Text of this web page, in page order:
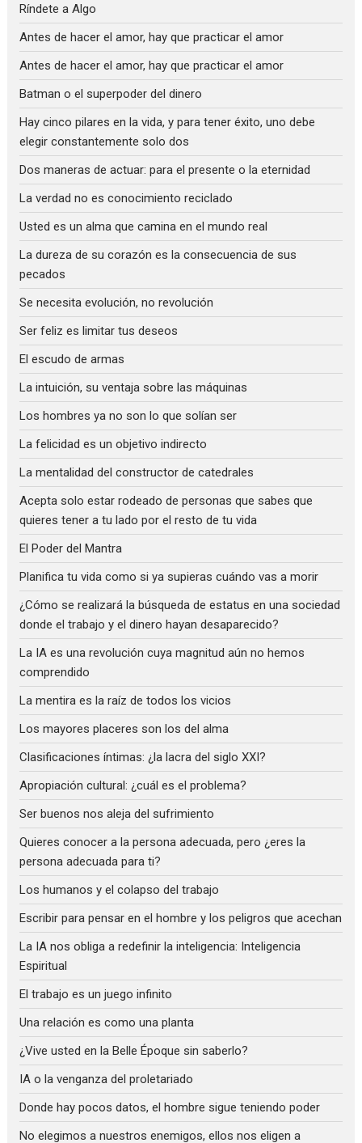
Ríndete a Algo
Antes de hacer el amor, hay que practicar el amor
Antes de hacer el amor, hay que practicar el amor
Batman o el superpoder del dinero
Hay cinco pilares en la vida, y para tener éxito, uno debe
elegir constantemente solo dos
Dos maneras de actuar: para el presente o la eternidad
La verdad no es conocimiento reciclado
Usted es un alma que camina en el mundo real
La dureza de su corazón es la consecuencia de sus
pecados
Se necesita evolución, no revolución
Ser feliz es limitar tus deseos
El escudo de armas
La intuición, su ventaja sobre las máquinas
Los hombres ya no son lo que solían ser
La felicidad es un objetivo indirecto
La mentalidad del constructor de catedrales
Acepta solo estar rodeado de personas que sabes que
quieres tener a tu lado por el resto de tu vida
El Poder del Mantra
Planifica tu vida como si ya supieras cuándo vas a morir
¿Cómo se realizará la búsqueda de estatus en una sociedad
donde el trabajo y el dinero hayan desaparecido?
La IA es una revolución cuya magnitud aún no hemos
comprendido
La mentira es la raíz de todos los vicios
Los mayores placeres son los del alma
Clasificaciones íntimas: ¿la lacra del siglo XXI?
Apropiación cultural: ¿cuál es el problema?
Ser buenos nos aleja del sufrimiento
Quieres conocer a la persona adecuada, pero ¿eres la
persona adecuada para ti?
Los humanos y el colapso del trabajo
Escribir para pensar en el hombre y los peligros que acechan
La IA nos obliga a redefinir la inteligencia: Inteligencia
Espiritual
El trabajo es un juego infinito
Una relación es como una planta
¿Vive usted en la Belle Époque sin saberlo?
IA o la venganza del proletariado
Donde hay pocos datos, el hombre sigue teniendo poder
No elegimos a nuestros enemigos, ellos nos eligen a